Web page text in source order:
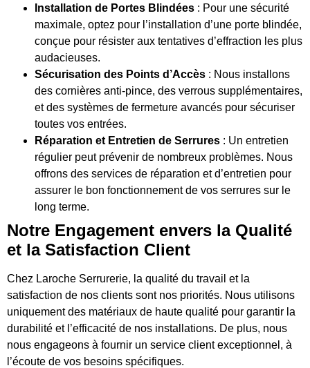
Installation de Portes Blindées : Pour une sécurité
maximale, optez pour l’installation d’une porte blindée,
conçue pour résister aux tentatives d’effraction les plus
audacieuses.
Sécurisation des Points d’Accès : Nous installons
des cornières anti-pince, des verrous supplémentaires,
et des systèmes de fermeture avancés pour sécuriser
toutes vos entrées.
Réparation et Entretien de Serrures : Un entretien
régulier peut prévenir de nombreux problèmes. Nous
offrons des services de réparation et d’entretien pour
assurer le bon fonctionnement de vos serrures sur le
long terme.
Notre Engagement envers la Qualité
et la Satisfaction Client
Chez Laroche Serrurerie, la qualité du travail et la
satisfaction de nos clients sont nos priorités. Nous utilisons
uniquement des matériaux de haute qualité pour garantir la
durabilité et l’efficacité de nos installations. De plus, nous
nous engageons à fournir un service client exceptionnel, à
l’écoute de vos besoins spécifiques.